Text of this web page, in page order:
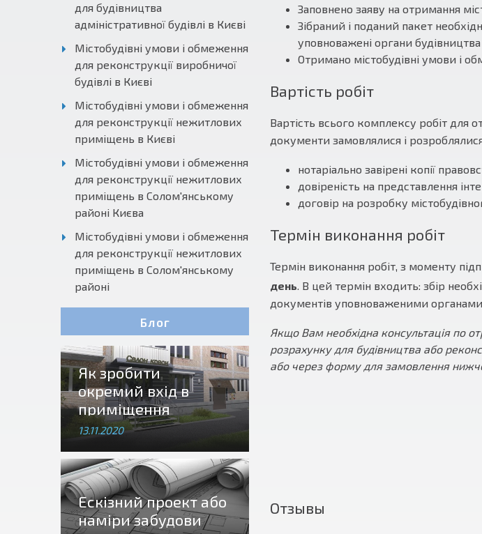
Заповнено заяву на отримання
Зібраний і поданий пакет
уповноважені органи будівництва
Отримано містобудівні умови і
Вартість робіт
Вартість всього комплексу робіт для
документи замовлялися і
нотаріально завірені копії
довіреність на представлення
договір на розробку
Термін виконання робіт
Термін виконання робіт, з моменту
день. В цей термін входить: збір
документів уповноваженими органами
Якщо Вам необхідна консультація по
розрахунку для будівництва або
або через форму для замовлення
Отзывы
для будівництва
адміністративної будівлі в Києві
Містобудівні умови і обмеження
для реконструкції виробничої
будівлі в Києві
Містобудівні умови і обмеження
для реконструкції нежитлових
приміщень в Києві
Містобудівні умови і обмеження
для реконструкції нежитлових
приміщень в Солом'янському
районі Києва
Містобудівні умови і обмеження
для реконструкції нежитлових
приміщень в Солом'янському
районі
Блог
Як зробити
окремий вхід в
приміщення
13.11.2020
Ескізний проект або
наміри забудови